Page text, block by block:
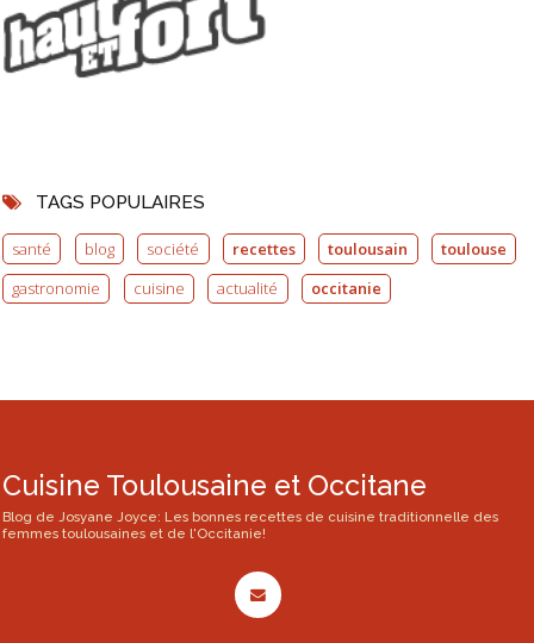
TAGS POPULAIRES
santé blog société recettes toulousain
toulouse
gastronomie
cuisine actualité occitanie
Cuisine Toulousaine et Occitane
Blog de Josyane Joyce: Les bonnes recettes de cuisine traditionnelle des
femmes toulousaines et de l'Occitanie!